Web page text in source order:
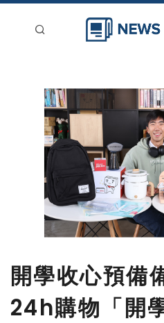
新聞稿分類
登入
刊登
開學收心預
24h購物「開